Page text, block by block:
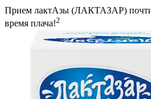
Прием лактАзы (ЛАКТАЗАР) почти
время плача!2